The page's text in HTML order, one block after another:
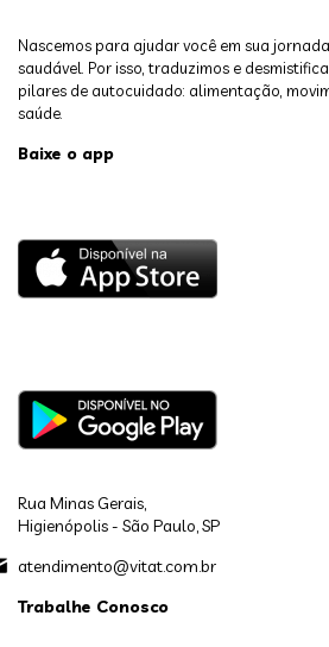
Nascemos para ajudar você em sua
saudável. Por isso, traduzimos e
pilares de autocuidado: alimentação,
saúde.
Baixe o app
Rua Minas Gerais,
Higienópolis - São Paulo, SP
atendimento@vitat.com.br
Trabalhe Conosco